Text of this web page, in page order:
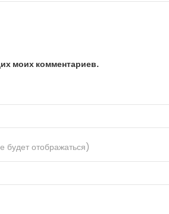
моих комментариев.
будет отображаться)